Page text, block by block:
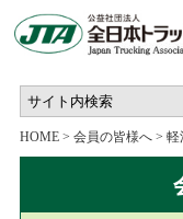
HOME> 会員の皆様へ> 軽